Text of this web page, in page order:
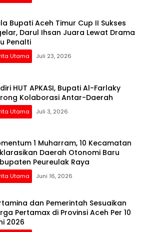
Bupati Aceh Timur Cup II Sukses
Darul Ihsan Juara Lewat Drama
Penalti
Utama Juli 23, 2026
HUT APKASI, Bupati Al-Farlaky
Kolaborasi Antar-Daerah
Utama Juli 3, 2026
1 Muharram, 10 Kecamatan
Daerah Otonomi Baru
Peureulak Raya
Utama Juni 16, 2026
dan Pemerintah Sesuaikan
Pertamax di Provinsi Aceh Per 10
2026